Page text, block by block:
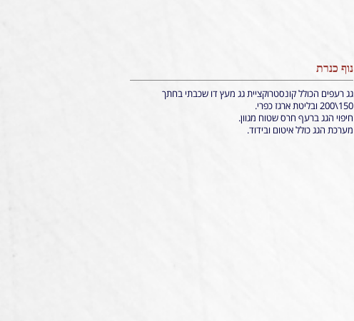
נוף כנרת
גג רעפים הכולל קונסטרוקציית גג מעץ דו שכבתי בחתך
150\200 ובליטת ארגז כפרי.
חיפוי הגג ברעף חרס שטוח מגוון.
מערכת הגג כולל איטום ובידוד.